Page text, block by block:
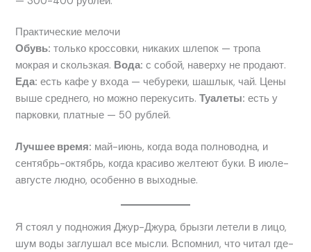
Практические мелочи
Обувь: только кроссовки, никаких шлепок — тропа
мокрая и скользкая. Вода: с собой, наверху не продают.
Еда: есть кафе у входа — чебуреки, шашлык, чай. Цены
выше среднего, но можно перекусить.Туалеты: есть у
парковки, платные — 50 рублей.
Лучшее время: май-июнь, когда вода полноводна, и
сентябрь-октябрь, когда красиво желтеют буки. В июле-
августе людно, особенно в выходные.
Я стоял у подножия Джур-Джура, брызги летели в лицо,
шум воды заглушал все мысли. Вспомнил, что читал где-